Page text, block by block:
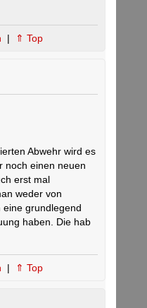
| ⇑ Top
Abwehr wird es
noch einen neuen
erst mal
weder von
grundlegend
haben. Die hab
| ⇑ Top